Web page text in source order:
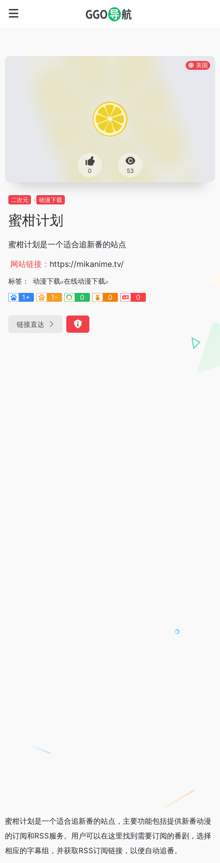
美国
0 53
二次元 动漫下载
蜜柑计划
蜜柑计划是一个适合追新番的站点
网站链接： https://mikanime.tv/
标签： 动漫下载 在线动漫下载
1+
1- 0 0 0
链接直达
蜜柑计划是一个适合追新番的站点，主要功能包括提供新番动漫
的订阅和RSS服务。用户可以在这里找到需要订阅的番剧，选择
相应的字幕组，并获取RSS订阅链接，以便自动追番。